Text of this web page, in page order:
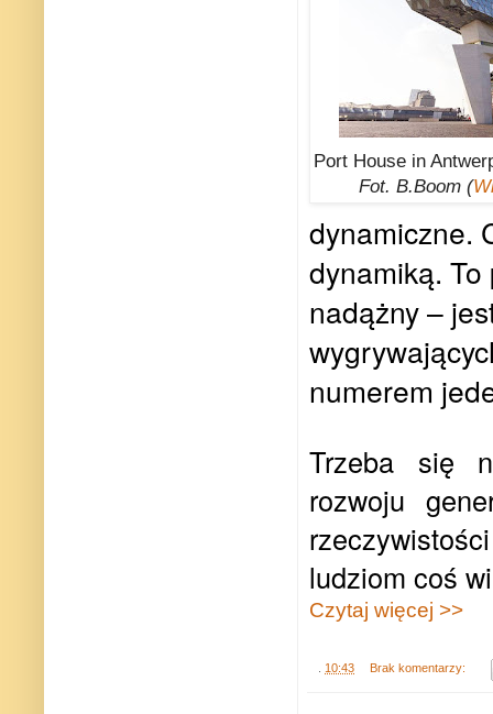
Port House in
Fot. B.Boom (
dynamiczne.
dynamiką.
nadążny –
numerem
Trzeba się
rozwoju
ludziom coś
Czytaj więcej >>
10:43 Brak komentarzy: